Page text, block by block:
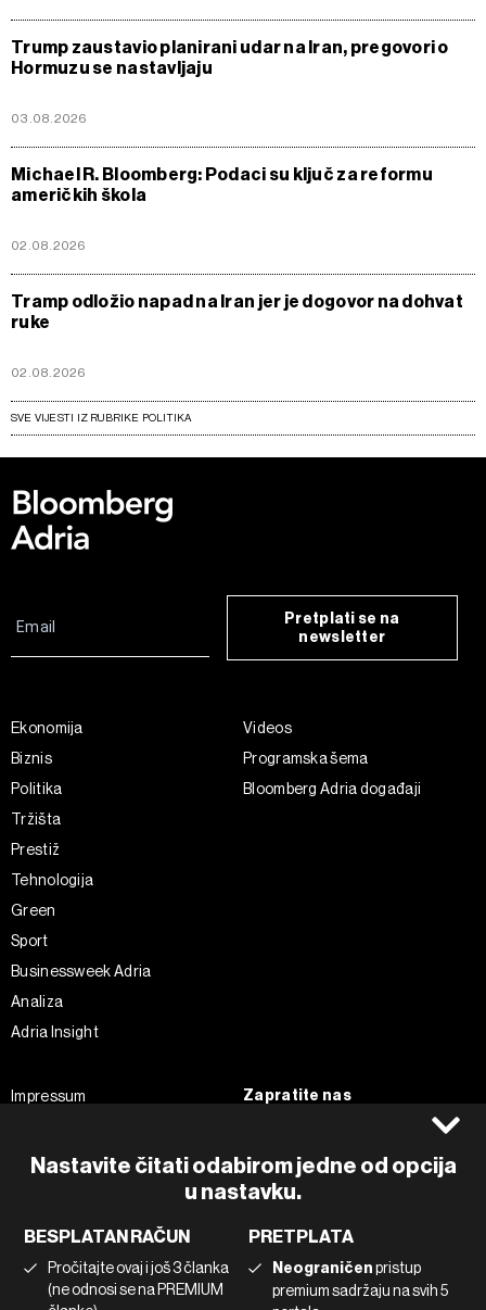
Trump zaustavio planirani udar na Iran, pregovori o
Hormuzu se nastavljaju
03.08.2026
Michael R. Bloomberg: Podaci su ključ za reformu
američkih škola
02.08.2026
Tramp odložio napad na Iran jer je dogovor na dohvat
ruke
02.08.2026
SVE VIJESTI IZ RUBRIKE POLITIKA
Nastavite čitati odabirom jedne od opcija
u nastavku.
BESPLATAN RAČUN
Pročitajte ovaj i još 3 članka
(ne odnosi se na PREMIUM
PRETPLATA
Neograničenpristup
premium sadržaju na svih 5
Pretplati se na
newsletter
Ekonomija
Biznis
Politika
Tržišta
Prestiž
Tehnologija
Green
Sport
Businessweek Adria
Analiza
Adria Insight
Videos
Programska šema
Bloomberg Adria događaji
Impressum
Pravila privatnosti
Korištenje umjetne inteligencije
Zapratite nas
Instagram
Twitter
Tiktok